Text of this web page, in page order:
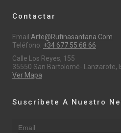
Contactar
Email:Arte@rufinasantana.com
Teléfono: +34 677 55 68 66
Calle Los Reyes, 155
35550 San Bartolomé- Lanzarote,
Ver Mapa
Suscríbete A Nuestro
Email